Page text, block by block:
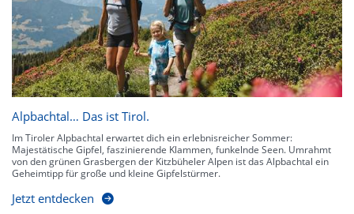
Alpbachtal… Das ist Tirol.
Im Tiroler Alpbachtal erwartet dich ein erlebnisreicher Sommer:
Majestätische Gipfel, faszinierende Klammen, funkelnde Seen. Umrahmt
von den grünen Grasbergen der Kitzbüheler Alpen ist das Alpbachtal ein
Geheimtipp für große und kleine Gipfelstürmer.
Jetzt entdecken